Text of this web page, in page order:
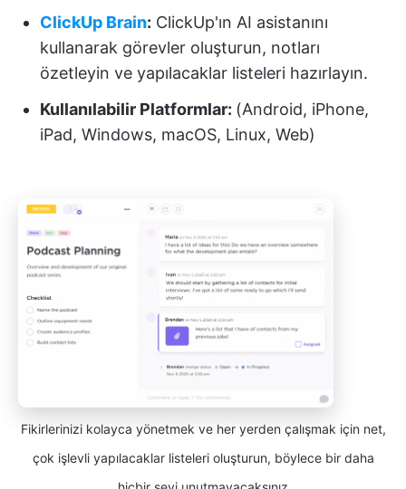
ClickUp Brain: ClickUp'ın AI asistanını
kullanarak görevler oluşturun, notları
özetleyin ve yapılacaklar listeleri hazırlayın.
Kullanılabilir Platformlar: (Android, iPhone,
iPad, Windows, macOS, Linux, Web)
Fikirlerinizi kolayca yönetmek ve her yerden çalışmak için net,
çok işlevli yapılacaklar listeleri oluşturun, böylece bir daha